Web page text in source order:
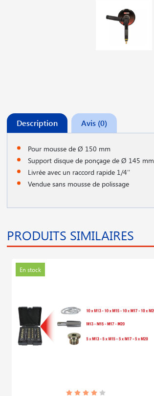
Description Avis (0)
Pour mousse de Ø 150 mm
Support disque de ponçage de Ø 145 mm
Livrée avec un raccord rapide 1/4′′
Vendue sans mousse de polissage
PRODUITS SIMILAIRES
En stock